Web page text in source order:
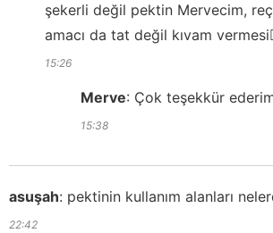
şekerli değil pektin Mervecim,
amacı da tat değil kıvam
15:26
Merve: Çok teşekkür
15:38
asuşah: pektinin kullanım alanları
22:42